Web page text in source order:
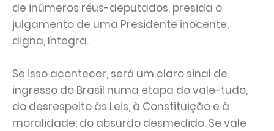
de inúmeros réus-deputados, presida o
julgamento de uma Presidente inocente,
digna, íntegra.
Se isso acontecer, será um claro sinal de
ingresso do Brasil numa etapa do vale-tudo,
do desrespeito às Leis, à Constituição e à
moralidade; do absurdo desmedido. Se vale